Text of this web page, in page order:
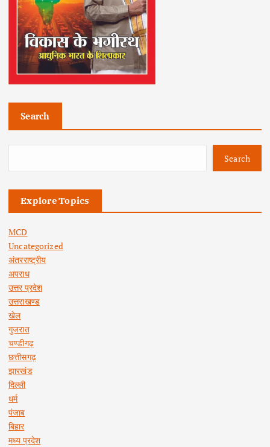
Search
Search
Explore Topics
MCD
Uncategorized
अंतरराष्ट्रीय
अपराध
उत्तर प्रदेश
उत्तराखण्ड
खेल
गुजरात
चण्डीगढ़
छत्तीसगढ़
झारखंड
दिल्ली
धर्म
पंजाब
बिहार
मध्य प्रदेश